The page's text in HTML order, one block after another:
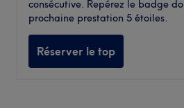
consécutive. Repérez le badge
prochaine prestation 5 étoiles.
Réserver le top